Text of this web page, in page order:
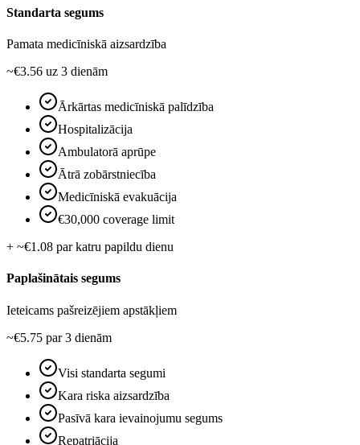
Standarta segums
Pamata medicīniskā aizsardzība
~€3.56 uz 3 dienām
Ārkārtas medicīniskā palīdzība
Hospitalizācija
Ambulatorā aprūpe
Ātrā zobārstniecība
Medicīniskā evakuācija
€30,000 coverage limit
+ ~€1.08 par katru papildu dienu
Paplašinātais segums
Ieteicams pašreizējiem apstākļiem
~€5.75 par 3 dienām
Visi standarta segumi
Kara riska aizsardzība
Pasīvā kara ievainojumu segums
Repatriācija